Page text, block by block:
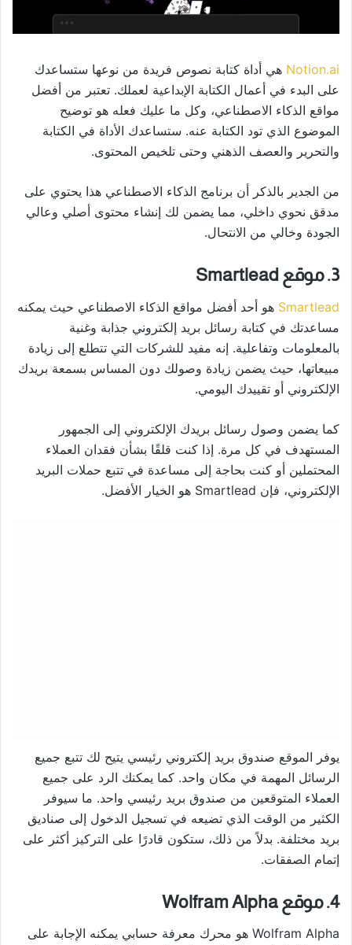
Notion.ai هي أداة كتابة نصوص فريدة من نوعها ستساعدك
على البدء في أعمال الكتابة الإبداعية لعملك. تعتبر من أفضل
مواقع الذكاء الاصطناعي، وكل ما عليك فعله هو توضيح
الموضوع الذي تود الكتابة عنه. ستساعدك الأداة في الكتابة
والتحرير والعصف الذهني وحتى تلخيص المحتوى.
من الجدير بالذكر أن برنامج الذكاء الاصطناعي هذا يحتوي على
مدقق نحوي داخلي، مما يضمن لك إنشاء محتوى أصلي وعالي
الجودة وخالي من الانتحال.
3. موقع Smartlead
Smartlead هو أحد أفضل مواقع الذكاء الاصطناعي حيث يمكنه
مساعدتك في كتابة رسائل بريد إلكتروني جذابة وغنية
بالمعلومات وتفاعلية. إنه مفيد للشركات التي تتطلع إلى زيادة
مبيعاتها، حيث يضمن زيادة وصولك دون المساس بسمعة بريدك
الإلكتروني أو تقييدك اليومي.
كما يضمن وصول رسائل بريدك الإلكتروني إلى الجمهور
المستهدف في كل مرة. إذا كنت قلقًا بشأن فقدان العملاء
المحتملين أو كنت بحاجة إلى مساعدة في تتبع حملات البريد
الإلكتروني، فإن Smartlead هو الخيار الأفضل.
يوفر الموقع صندوق بريد إلكتروني رئيسي يتيح لك تتبع جميع
الرسائل المهمة في مكان واحد. كما يمكنك الرد على جميع
العملاء المتوقعين من صندوق بريد رئيسي واحد. ما سيوفر
الكثير من الوقت الذي تضيعه في تسجيل الدخول إلى صناديق
بريد مختلفة. بدلاً من ذلك، ستكون قادرًا على التركيز أكثر على
إتمام الصفقات.
4. موقع Wolfram Alpha
Wolfram Alpha هو محرك معرفة حسابي يمكنه الإجابة على